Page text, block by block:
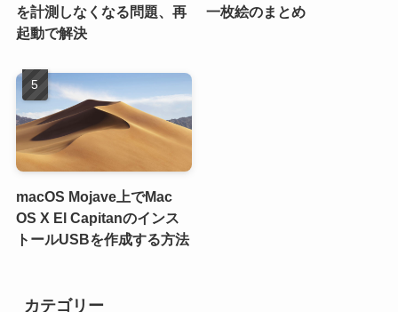
を計測しなくなる問題、再
起動で解決
一枚絵のまとめ
macOS Mojave上でMac
OS X El Capitanのインス
トールUSBを作成する方法
カテゴリー